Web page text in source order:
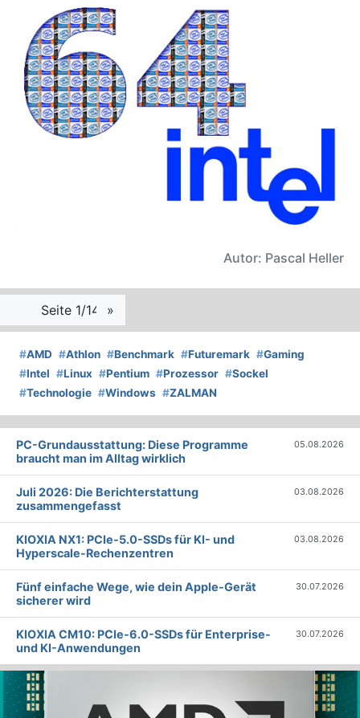
Autor: Pascal Heller
Seite 1/14 »
#AMD #Athlon #Benchmark #Futuremark #Gaming
#Intel #Linux #Pentium #Prozessor #Sockel
#Technologie #Windows #ZALMAN
PC-Grundausstattung: Diese Programme
braucht man im Alltag wirklich
05.08.2026
Juli 2026: Die Bericht­erstattung
zusammengefasst
03.08.2026
KIOXIA NX1: PCIe-5.0-SSDs für KI- und
Hyperscale-Rechenzentren
03.08.2026
Fünf einfache Wege, wie dein Apple-Gerät
sicherer wird
30.07.2026
KIOXIA CM10: PCIe-6.0-SSDs für Enterprise-
und KI-Anwendungen
30.07.2026